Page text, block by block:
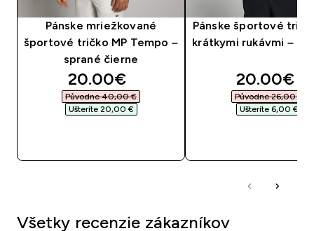
Pánske mriežkované
športové tričko MP Tempo –
sprané čierne
discounted price
20.00€‎
Původne 40,00 €‎
Ušteríte 20,00 €‎
Pánske športové
krátkymi rukávmi –
20.00€‎
Původne 26,00 €‎
Ušteríte 6,00 €‎
Všetky recenzie zákazníkov